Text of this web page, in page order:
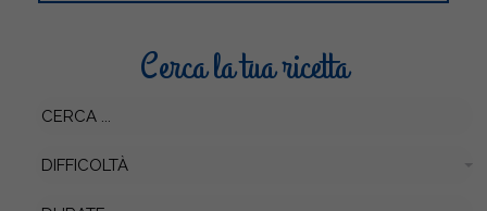
Cerca la tua ricetta